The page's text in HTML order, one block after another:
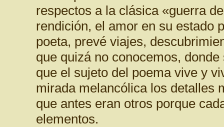
respectos a la clásica «guerra
rendición, el amor en su estado
poeta, prevé viajes,
que quizá no conocemos,
que el sujeto del poema vive y
mirada melancólica los detalles
que antes eran otros porque
elementos.